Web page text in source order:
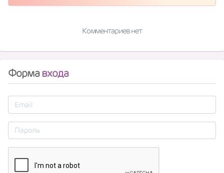
Комментариев нет
Формавхода